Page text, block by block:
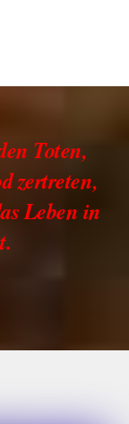
Toten,
zertreten,
Leben in